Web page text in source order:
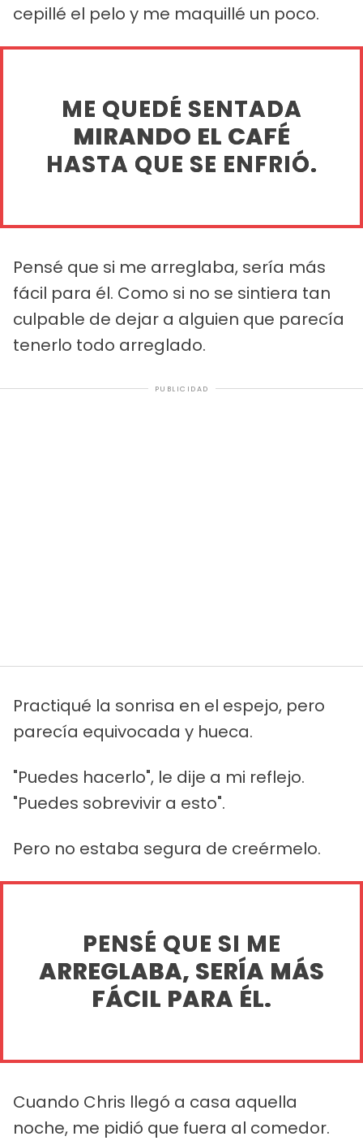
cepillé el pelo y me maquillé un poco.
ME QUEDÉ SENTADA
MIRANDO EL CAFÉ
HASTA QUE SE ENFRIÓ.
Pensé que si me arreglaba, sería más
fácil para él. Como si no se sintiera tan
culpable de dejar a alguien que parecía
tenerlo todo arreglado.
PUBLICIDAD
Practiqué la sonrisa en el espejo, pero
parecía equivocada y hueca.
"Puedes hacerlo", le dije a mi reflejo.
"Puedes sobrevivir a esto".
Pero no estaba segura de creérmelo.
PENSÉ QUE SI ME
ARREGLABA, SERÍA MÁS
FÁCIL PARA ÉL.
Cuando Chris llegó a casa aquella
noche, me pidió que fuera al comedor.